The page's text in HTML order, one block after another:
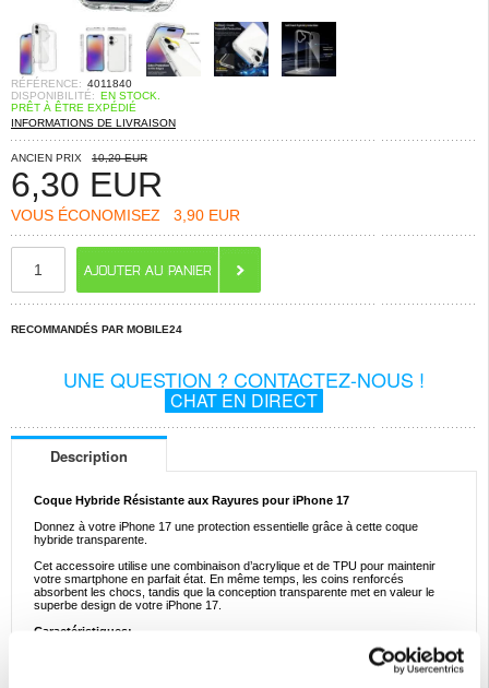
RÉFÉRENCE: 4011840
DISPONIBILITÉ: EN STOCK.
PRÊT À ÊTRE EXPÉDIÉ
INFORMATIONS DE LIVRAISON
ANCIEN PRIX 10,20 EUR
6,30 EUR
VOUS ÉCONOMISEZ 3,90 EUR
RECOMMANDÉS PAR MOBILE24
UNE QUESTION ? CONTACTEZ-NOUS !
CHAT EN DIRECT
Description
Coque Hybride Résistante aux Rayures pour iPhone 17
Donnez à votre iPhone 17 une protection essentielle grâce à cette coque
hybride transparente.
Cet accessoire utilise une combinaison d’acrylique et de TPU pour maintenir
votre smartphone en parfait état. En même temps, les coins renforcés
absorbent les chocs, tandis que la conception transparente met en valeur le
superbe design de votre iPhone 17.
Caractéristiques:
- La conception en deux matériaux garantit une protection exceptionnelle
- La coque ajoute un volume minimal, gardant l'utilisation de votre téléphone